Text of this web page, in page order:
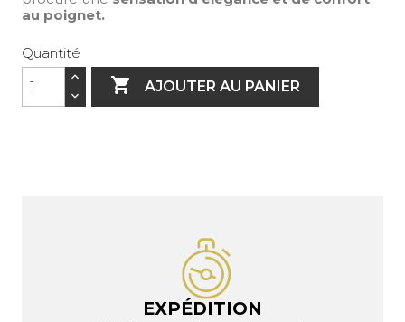
au poignet.
Quantité
 AJOUTER AU PANIER
EXPÉDITION